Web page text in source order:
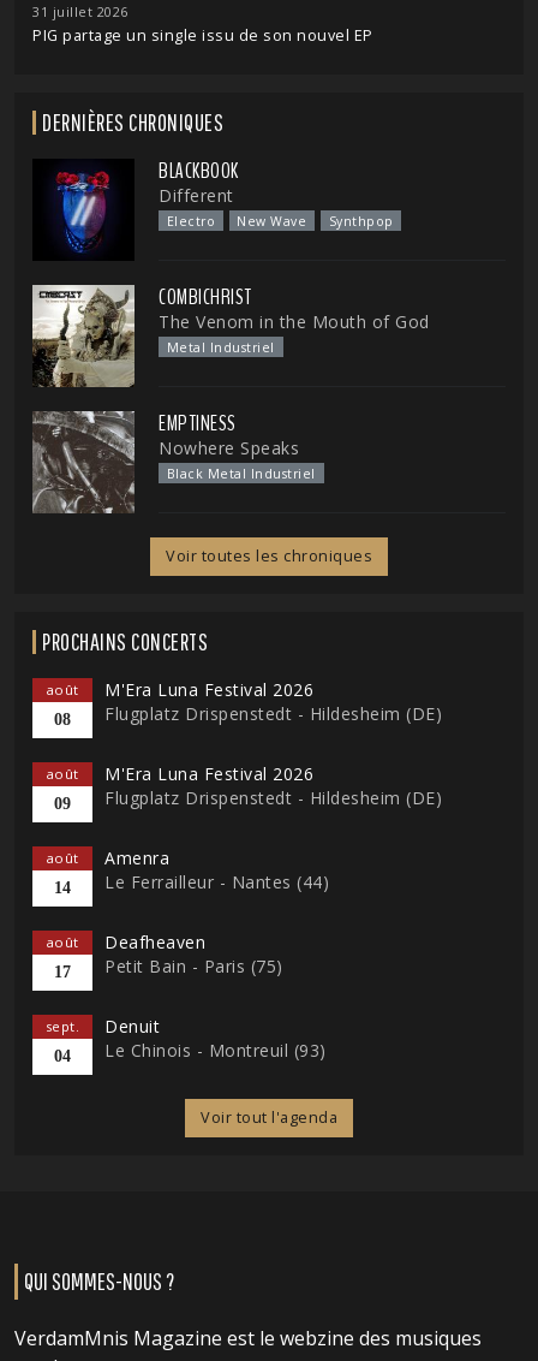
31 juillet 2026
PIG partage un single issu de son nouvel EP
DERNIÈRES CHRONIQUES
BLACKBOOK
Different
Electro New Wave Synthpop
COMBICHRIST
The Venom in the Mouth of God
Metal Industriel
EMPTINESS
Nowhere Speaks
Black Metal Industriel
Voir toutes les chroniques
PROCHAINS CONCERTS
août
08
M'Era Luna Festival 2026
Flugplatz Drispenstedt - Hildesheim (DE)
août
09
M'Era Luna Festival 2026
Flugplatz Drispenstedt - Hildesheim (DE)
août
14
Amenra
Le Ferrailleur - Nantes (44)
août
17
Deafheaven
Petit Bain - Paris (75)
sept.
04
Denuit
Le Chinois - Montreuil (93)
Voir tout l'agenda
QUI SOMMES-NOUS ?
VerdamMnis Magazine est le webzine des musiques